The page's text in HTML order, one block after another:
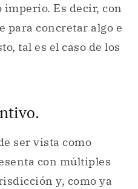
imperio. Es decir, con
para concretar algo e
tal es el caso de los
ser vista como
con múltiples
y, como ya